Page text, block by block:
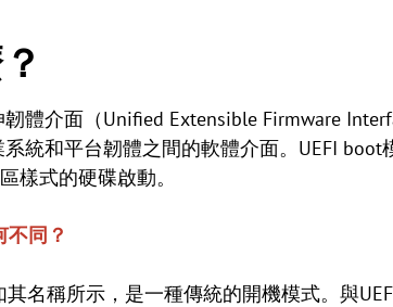
體介面（Unified Extensible Firmware
統和平台韌體之間的軟體介面。UEFI boot
樣式的硬碟啟動。
不同？
名稱所示，是一種傳統的開機模式。與